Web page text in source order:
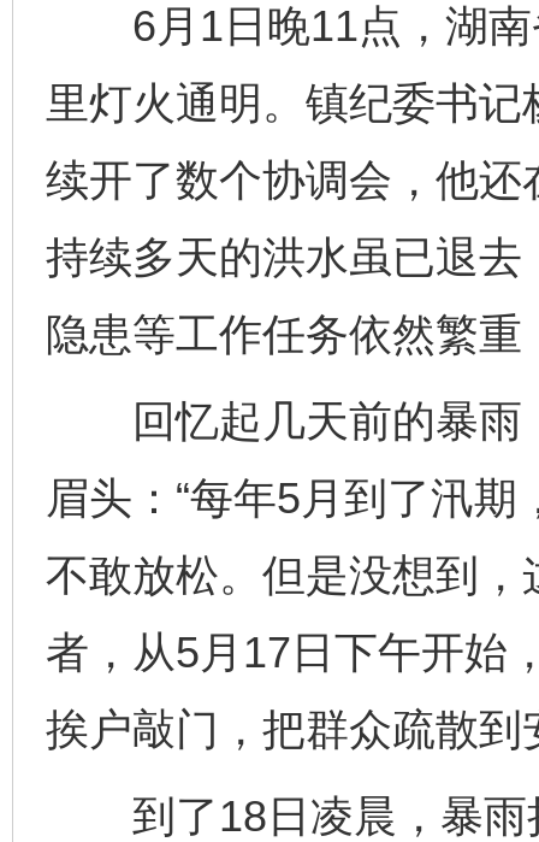
6月1日晚11点，湖南
里灯火通明。镇纪委书
续开了数个协调会，他
持续多天的洪水虽已退
隐患等工作任务依然繁
回忆起几天前的暴雨
眉头：“每年5月到了汛
不敢放松。但是没想到，
者，从5月17日下午开始
挨户敲门，把群众疏散到
到了18日凌晨，暴雨